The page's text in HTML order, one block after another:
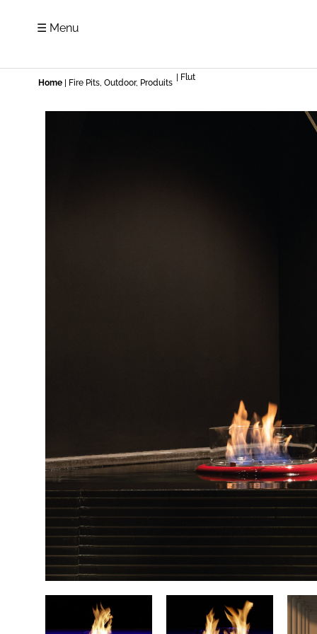
☰ Menu
Home Fire Pits, Outdoor, Produits
| Flut